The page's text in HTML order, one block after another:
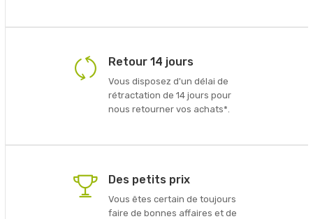
Retour 14 jours
Vous disposez d'un délai de
rétractation de 14 jours pour
nous retourner vos achats*.
Des petits prix
Vous êtes certain de toujours
faire de bonnes affaires et de